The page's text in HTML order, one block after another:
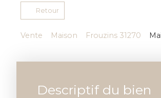
Retour
Vente Maison Frouzins 31270
Descriptif du bien